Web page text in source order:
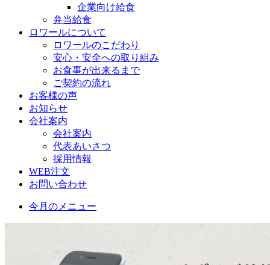
企業向け給食
弁当給食
ロワールについて
ロワールのこだわり
安心・安全への取り組み
お食事が出来るまで
ご契約の流れ
お客様の声
お知らせ
会社案内
会社案内
代表あいさつ
採用情報
WEB注文
お問い合わせ
今月のメニュー